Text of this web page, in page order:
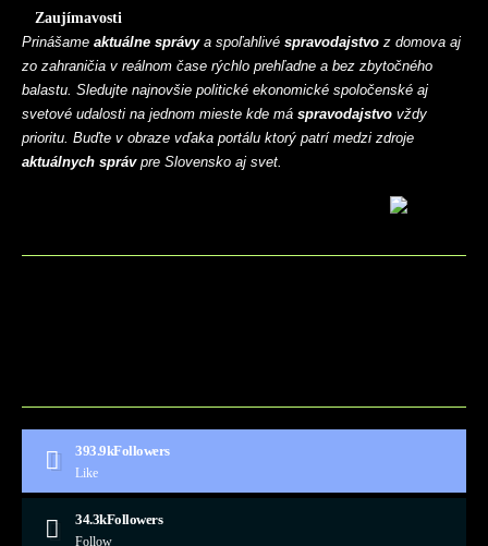
Zaujímavosti
Prinášame aktuálne správya spoľahlivé spravodajstvo z domova aj
zo zahraničia v reálnom čase rýchlo prehľadne a bez zbytočného
balastu. Sledujte najnovšie politické ekonomické spoločenské aj
svetové udalosti na jednom mieste kde má spravodajstvo vždy
prioritu. Buďte v obraze vďaka portálu ktorý patrí medzi zdroje
aktuálnych správpre Slovensko aj svet.
393.9kFollowers
Like
34.3kFollowers
Follow